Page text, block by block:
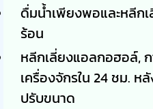
ดื่มน้ำเพียงพอและหลีก
ร้อน
หลีกเลี่ยงแอลกอฮอล์,
เครื่องจักรใน 24 ชม. ห
ปรับขนาด